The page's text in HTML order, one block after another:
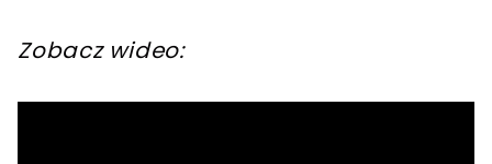
Zobacz wideo: